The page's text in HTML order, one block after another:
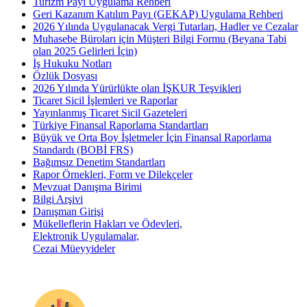
Geri Kazanım Katılım Payı (GEKAP) Uygulama Rehberi
2026 Yılında Uygulanacak Vergi Tutarları, Hadler ve Cezalar
Muhasebe Büroları için Müşteri Bilgi Formu (Beyana Tabi
olan 2025 Gelirleri İçin)
İş Hukuku Notları
Özlük Dosyası
2026 Yılında Yürürlükte olan İŞKUR Teşvikleri
Ticaret Sicil İşlemleri ve Raporlar
Yayınlanmış Ticaret Sicil Gazeteleri
Türkiye Finansal Raporlama Standartları
Büyük ve Orta Boy İşletmeler İçin Finansal Raporlama
Standardı (BOBİ FRS)
Bağımsız Denetim Standartları
Rapor Örnekleri, Form ve Dilekçeler
Mevzuat Danışma Birimi
Bilgi Arşivi
Danışman Girişi
Mükelleflerin Hakları ve Ödevleri,
Elektronik Uygulamalar,
Cezai Müeyyideler